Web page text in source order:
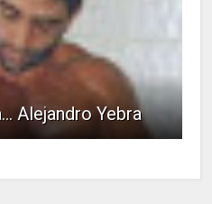
Alejandro Yebra